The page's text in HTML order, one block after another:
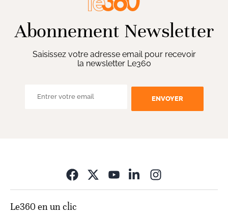
Abonnement Newsletter
Saisissez votre adresse email pour recevoir
la newsletter Le360
ENVOYER
Le360 en un clic